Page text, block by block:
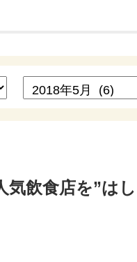
気飲食店を”は